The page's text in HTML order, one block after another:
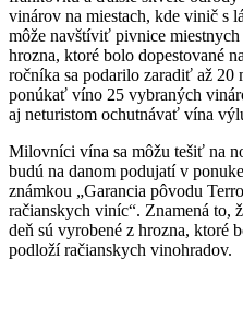
vinárov na miestach, kde vinič s
môže navštíviť pivnice
hrozna, ktoré bolo dopestované
ročníka sa podarilo zaradiť až
ponúkať víno 25 vybraných
aj neturistom ochutnávať vína
Milovníci vína sa môžu tešiť na
budú na danom podujatí v
známkou „Garancia pôvodu
račianskych viníc“. Znamená to,
deň sú vyrobené z hrozna, ktoré
podloží račianskych vinohradov.